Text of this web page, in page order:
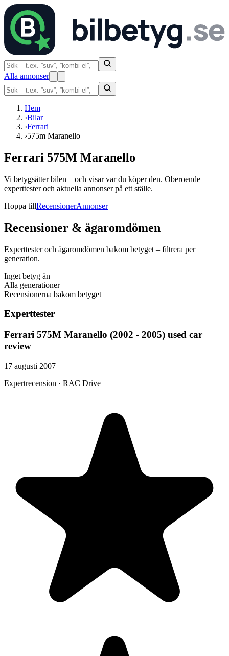
Alla annonser
Hem
›Bilar
›Ferrari
›575m Maranello
Ferrari 575M Maranello
Vi betygsätter bilen – och visar var du köper den. Oberoende
experttester och aktuella annonser på ett ställe.
Hoppa tillRecensionerAnnonser
Recensioner & ägaromdömen
Experttester och ägaromdömen bakom betyget – filtrera per
generation.
Inget betyg än
Alla generationer
Recensionerna bakom betyget
Experttester
Ferrari 575M Maranello (2002 - 2005) used car
review
17 augusti 2007
Expertrecension · RAC Drive